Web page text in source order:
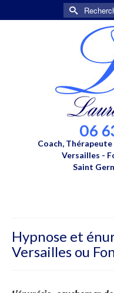
Rechercher :
Coach, Thérapeute
Versailles -
Saint
Hypnose et
Versailles ou